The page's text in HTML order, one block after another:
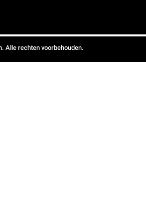
Alle rechten voorbehouden.